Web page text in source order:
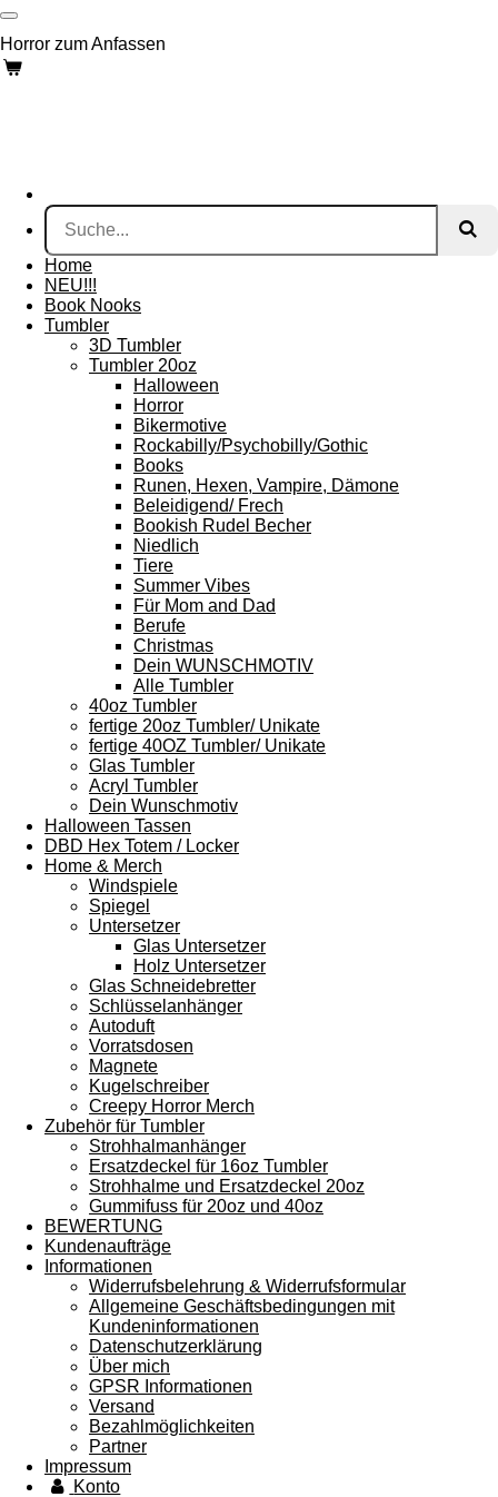
Zum
Hauptinhalt
springen
Horror zum Anfassen
Home
NEU!!!
Book Nooks
Tumbler
3D Tumbler
Tumbler 20oz
Halloween
Horror
Bikermotive
Rockabilly/Psychobilly/Gothic
Books
Runen, Hexen, Vampire, Dämone
Beleidigend/ Frech
Bookish Rudel Becher
Niedlich
Tiere
Summer Vibes
Für Mom and Dad
Berufe
Christmas
Dein WUNSCHMOTIV
Alle Tumbler
40oz Tumbler
fertige 20oz Tumbler/ Unikate
fertige 40OZ Tumbler/ Unikate
Glas Tumbler
Acryl Tumbler
Dein Wunschmotiv
Halloween Tassen
DBD Hex Totem / Locker
Home & Merch
Windspiele
Spiegel
Untersetzer
Glas Untersetzer
Holz Untersetzer
Glas Schneidebretter
Schlüsselanhänger
Autoduft
Vorratsdosen
Magnete
Kugelschreiber
Creepy Horror Merch
Zubehör für Tumbler
Strohhalmanhänger
Ersatzdeckel für 16oz Tumbler
Strohhalme und Ersatzdeckel 20oz
Gummifuss für 20oz und 40oz
BEWERTUNG
Kundenaufträge
Informationen
Widerrufsbelehrung & Widerrufsformular
Allgemeine Geschäftsbedingungen mit
Kundeninformationen
Datenschutzerklärung
Über mich
GPSR Informationen
Versand
Bezahlmöglichkeiten
Partner
Impressum
Konto